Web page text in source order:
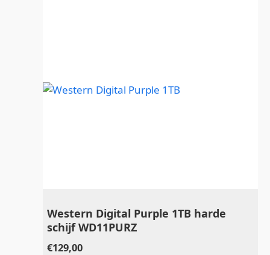
Western Digital Purple 1TB harde
schijf WD11PURZ
€129,00